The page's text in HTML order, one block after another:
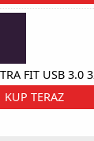
FIT USB 3.0
KUP TERAZ